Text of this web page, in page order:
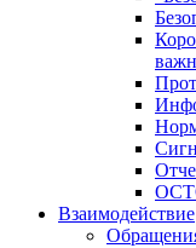
Взаимодействие